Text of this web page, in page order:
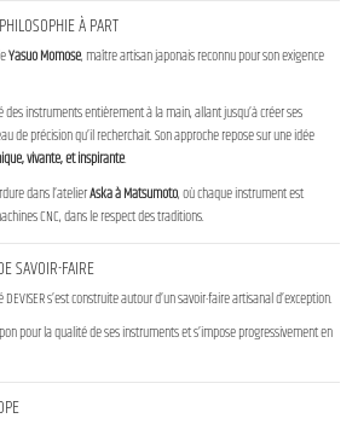
À PART
Yasuo Momose, maître artisan japonais reconnu pour son exigence
instruments entièrement à la main, allant jusqu’à créer ses
de précision qu’il recherchait. Son approche repose sur une idée
vivante, et inspirante.
dans l’atelierAska à Matsumoto, où chaque instrument est
CNC, dans le respect des traditions.
SAVOIR-FAIRE
s’est construite autour d’un savoir-faire artisanal d’exception.
pour la qualité de ses instruments et s’impose progressivement en